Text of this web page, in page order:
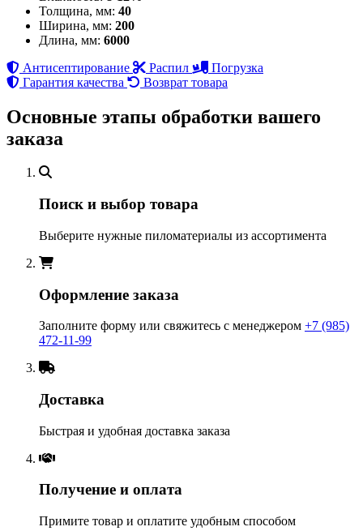
Толщина, мм: 40
Ширина, мм: 200
Длина, мм: 6000
Антисептирование
Распил
Погрузка
Гарантия качества
Возврат товара
Основные этапы обработки вашего
заказа
Поиск и выбор товара
Выберите нужные пиломатериалы из ассортимента
Оформление заказа
Заполните форму или свяжитесь с менеджером +7 (985)
472-11-99
Доставка
Быстрая и удобная доставка заказа
Получение и оплата
Примите товар и оплатите удобным способом